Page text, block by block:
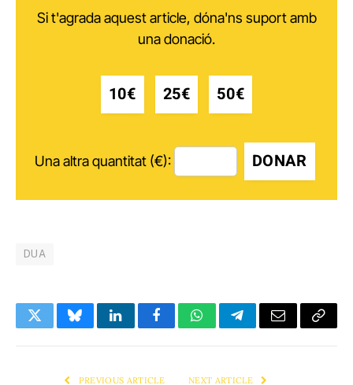
Si t'agrada aquest article, dóna'ns suport amb
una donació.
10€ 25€ 50€
Una altra quantitat (€): DONAR
DUA
TwitterBlueskyLinkedInFacebookWhatsAppTelegramEmail Copy
PREVIOUS ARTICLE NEXT ARTICLE